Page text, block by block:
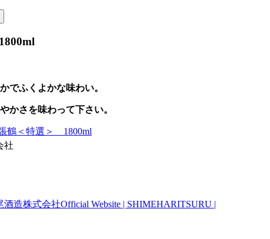
でふくよかな味わい。
かさを味わって下さい。
社
酒造株式会社Official Website | SHIMEHARITSURU |